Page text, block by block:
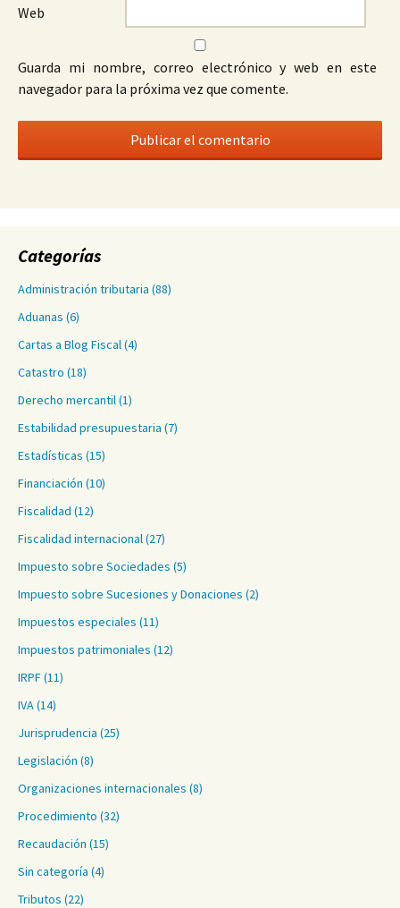
Web
Guarda mi nombre, correo electrónico y web en este
navegador para la próxima vez que comente.
Categorías
Administración tributaria (88)
Aduanas (6)
Cartas a Blog Fiscal(4)
Catastro (18)
Derecho mercantil(1)
Estabilidad presupuestaria (7)
Estadísticas (15)
Financiación (10)
Fiscalidad (12)
Fiscalidad internacional(27)
Impuesto sobre Sociedades (5)
Impuesto sobre Sucesiones y Donaciones (2)
Impuestos especiales (11)
Impuestos patrimoniales (12)
IRPF(11)
IVA(14)
Jurisprudencia (25)
Legislación (8)
Organizaciones internacionales (8)
Procedimiento (32)
Recaudación (15)
Sin categoría (4)
Tributos (22)